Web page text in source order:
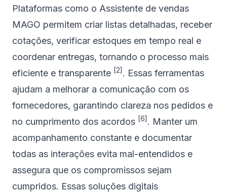
Plataformas como o Assistente de vendas
MAGO permitem criar listas detalhadas, receber
cotações, verificar estoques em tempo real e
coordenar entregas, tornando o processo mais
eficiente e transparente [2] . Essas ferramentas
ajudam a melhorar a comunicação com os
fornecedores, garantindo clareza nos pedidos e
no cumprimento dos acordos [6] . Manter um
acompanhamento constante e documentar
todas as interações evita mal-entendidos e
assegura que os compromissos sejam
cumpridos. Essas soluções digitais